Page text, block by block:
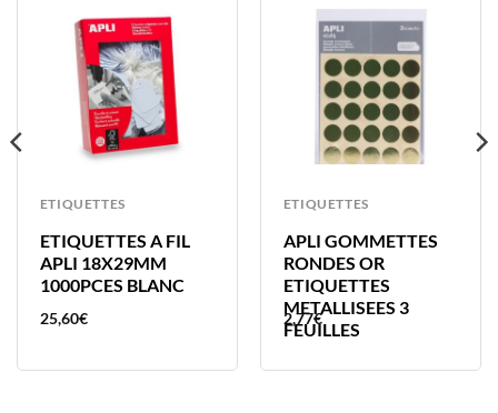
ETIQUETTES
ETIQUETTES A FIL
APLI 18X29MM
1000PCES BLANC
25,60€
ETIQUETTES
APLI GOMMETTES
RONDES OR
ETIQUETTES
METALLISEES 3
FEUILLES
2,77€